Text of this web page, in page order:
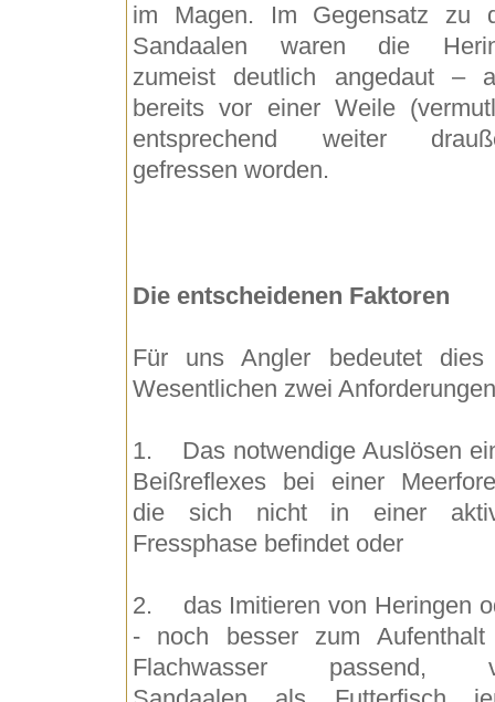
im Magen. Im Gegensatz zu
Sandaalen waren die
zumeist deutlich angedaut –
bereits vor einer Weile
entsprechend weiter
gefressen worden.
Die entscheidenen Faktoren
Für uns Angler bedeutet
Wesentlichen zwei
1. Das notwendige Auslösen
Beißreflexes bei einer
die sich nicht in einer
Fressphase befindet oder
2. das Imitieren von Heringen
- noch besser zum
Flachwasser passend,